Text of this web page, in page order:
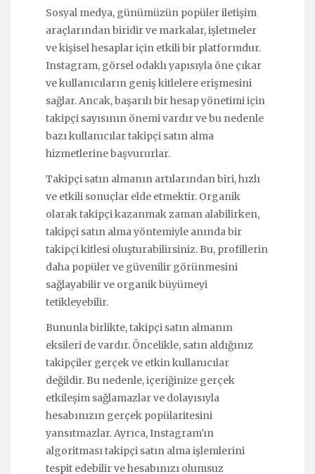
Sosyal medya, günümüzün popüler iletişim
araçlarından biridir ve markalar, işletmeler
ve kişisel hesaplar için etkili bir platformdur.
Instagram, görsel odaklı yapısıyla öne çıkar
ve kullanıcıların geniş kitlelere erişmesini
sağlar. Ancak, başarılı bir hesap yönetimi için
takipçi sayısının önemi vardır ve bu nedenle
bazı kullanıcılar takipçi satın alma
hizmetlerine başvururlar.
Takipçi satın almanın artılarından biri, hızlı
ve etkili sonuçlar elde etmektir. Organik
olarak takipçi kazanmak zaman alabilirken,
takipçi satın alma yöntemiyle anında bir
takipçi kitlesi oluşturabilirsiniz. Bu, profillerin
daha popüler ve güvenilir görünmesini
sağlayabilir ve organik büyümeyi
tetikleyebilir.
Bununla birlikte, takipçi satın almanın
eksileri de vardır. Öncelikle, satın aldığınız
takipçiler gerçek ve etkin kullanıcılar
değildir. Bu nedenle, içeriğinize gerçek
etkileşim sağlamazlar ve dolayısıyla
hesabınızın gerçek popülaritesini
yansıtmazlar. Ayrıca, Instagram'ın
algoritması takipçi satın alma işlemlerini
tespit edebilir ve hesabınızı olumsuz